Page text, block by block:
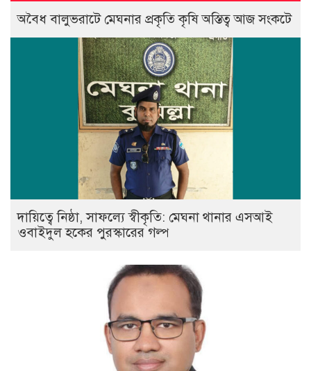
অবৈধ বালুভরাটে মেঘনার প্রকৃতি কৃষি অস্তিত্ব আজ সংকটে
দায়িত্বে নিষ্ঠা, সাফল্যে স্বীকৃতি: মেঘনা থানার এসআই
ওবাইদুল হকের পুরস্কারের গল্প